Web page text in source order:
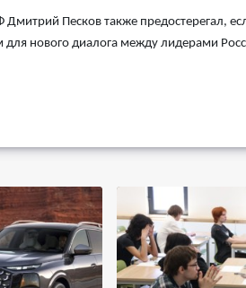
Дмитрий Песков также предостерегал,
для нового диалога между лидерами